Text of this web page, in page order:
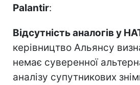
Palantir:
Відсутність аналогів у
керівництво Альянсу
немає суверенної
аналізу супутникових